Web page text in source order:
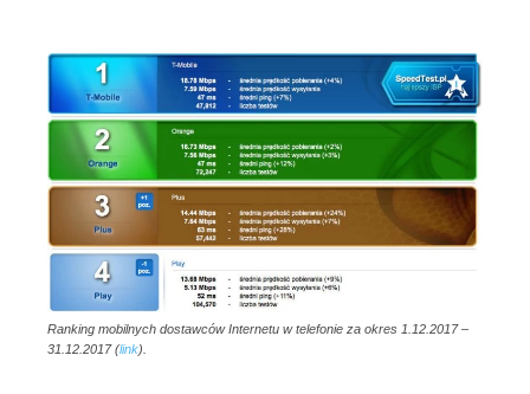
Ranking mobilnych dostawców Internetu w telefonie za okres 1.12.2017 –
31.12.2017 (link).